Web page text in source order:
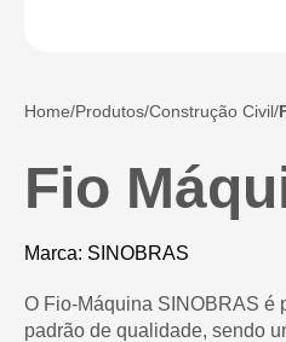
Home Produtos Construção Civil
Fio
Marca: SINOBRAS
O Fio-Máquina SINOBRAS é
padrão de qualidade, sendo